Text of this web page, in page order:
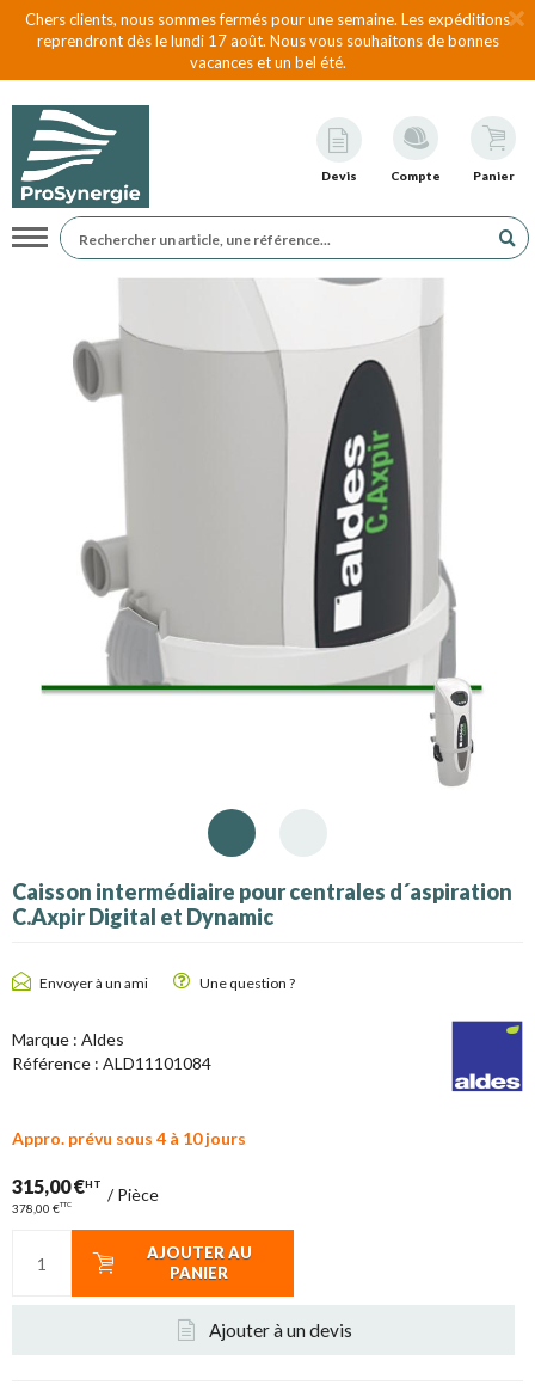
Chers clients, nous sommes fermés pour une semaine. Les expéditions
reprendront dès le lundi 17 août. Nous vous souhaitons de bonnes
vacances et un bel été.
Devis Compte Panier
Navigation
Caisson intermédiaire pour centrales d´aspiration
C.Axpir Digital et Dynamic
Envoyer à un ami Une question ?
Marque : Aldes
Référence : ALD11101084
Appro. prévu sous 4 à 10 jours
315,00 €HT
378,00 €TTC /Pièce
AJOUTER AU
PANIER
Ajouter à un devis